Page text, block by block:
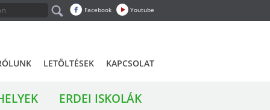
Facebook Youtube
LETÖLTÉSEK KAPCSOLAT
ERDEI ISKOLÁK